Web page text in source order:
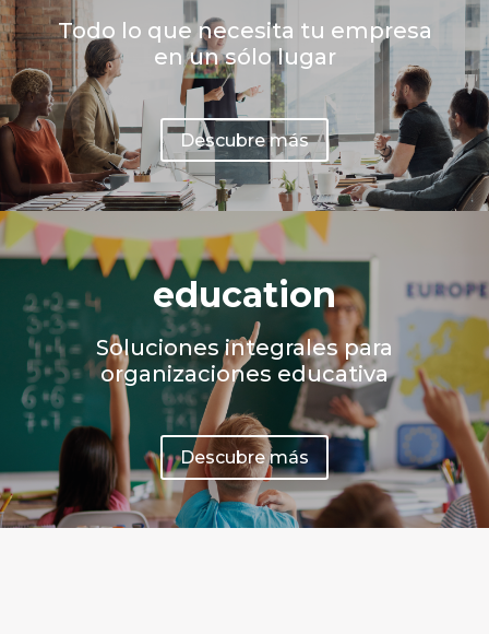
Todo lo que necesita tu empresa
en un sólo lugar
Descubre más
education
Soluciones integrales para
organizaciones educativa
Descubre más